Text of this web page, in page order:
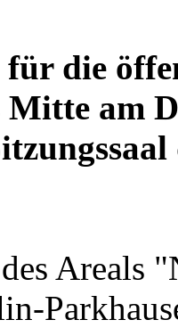
die
am
Areals